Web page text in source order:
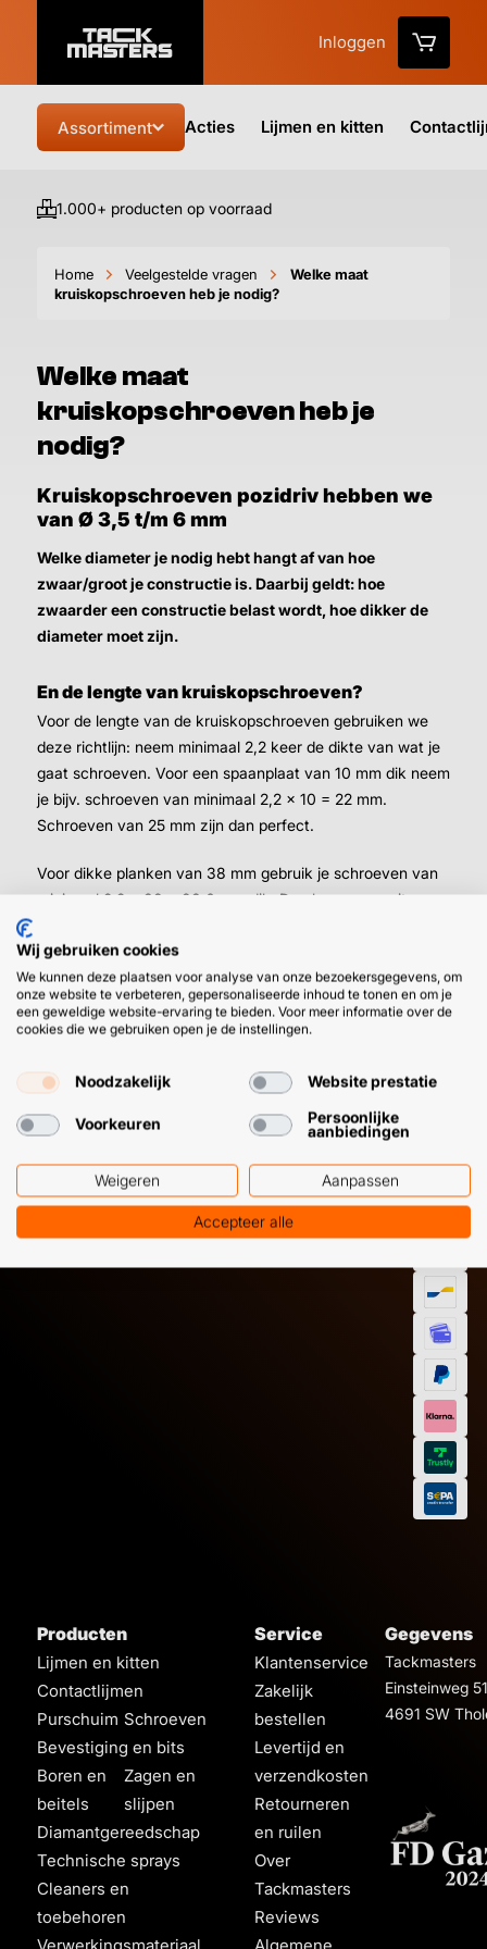
Inloggen
Assortiment Acties Lijmen en kitten
1.000+ producten op voorraad
Home Veelgestelde vragen
Welke maat
kruiskopschroeven heb je nodig?
Welke maat
kruiskopschroeven heb je
nodig?
Kruiskopschroeven pozidriv hebben we
van Ø 3,5 t/m 6 mm
Welke diameter je nodig hebt hangt af van hoe
zwaar/groot je constructie is. Daarbij geldt: hoe
zwaarder een constructie belast wordt, hoe dikker de
diameter moet zijn.
En de lengte van kruiskopschroeven?
Voor de lengte van de kruiskopschroeven gebruiken we
deze richtlijn: neem minimaal 2,2 keer de dikte van wat je
gaat schroeven. Voor een spaanplaat van 10 mm dik neem
je bijv. schroeven van minimaal 2,2 x 10 = 22 mm.
Schroeven van 25 mm zijn dan perfect.
Voor dikke planken van 38 mm gebruik je schroeven van
minimaal 2,2 x 38 = 83,6 mm dik. Dan komen we uit op
Klantenservice
+31 (0) 85 303
7224
WhatsApp
+31 (0) 6 11
12 09 51
EN SNEL
Producten
Lijmen en kitten
Contactlijmen
Purschuim Schroeven
Bevestiging en bits
Boren en
beitels
Zagen en
slijpen
Diamantgereedschap
Technische sprays
Cleaners en
toebehoren
Service
Klantenservice
Zakelijk
bestellen
Levertijd en
verzendkosten
Retourneren
en ruilen
Over
Tackmasters
Reviews
Gegevens
Tackmasters
Einsteinweg 51
4691 SW
Wij gebruiken cookies
We kunnen deze plaatsen voor analyse van onze bezoekersgegevens, om
onze website te verbeteren, gepersonaliseerde inhoud te tonen en om je
een geweldige website-ervaring te bieden. Voor meer informatie over de
cookies die we gebruiken open je de instellingen.
Noodzakelijk Website prestatie
Voorkeuren
Persoonlijke
aanbiedingen
Weigeren Aanpassen
Accepteer alle